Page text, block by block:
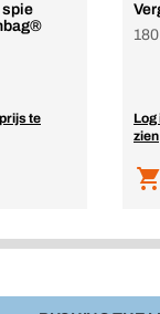
spie
te
Log
zien